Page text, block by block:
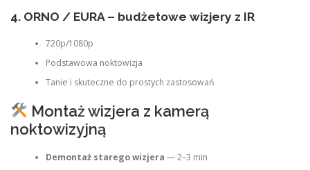
4. ORNO / EURA – budżetowe wizjery z IR
720p/1080p
Podstawowa noktowizja
Tanie i skuteczne do prostych zastosowań
Montaż wizjera z kamerą
noktowizyjną
Demontaż starego wizjera — 2–3 min